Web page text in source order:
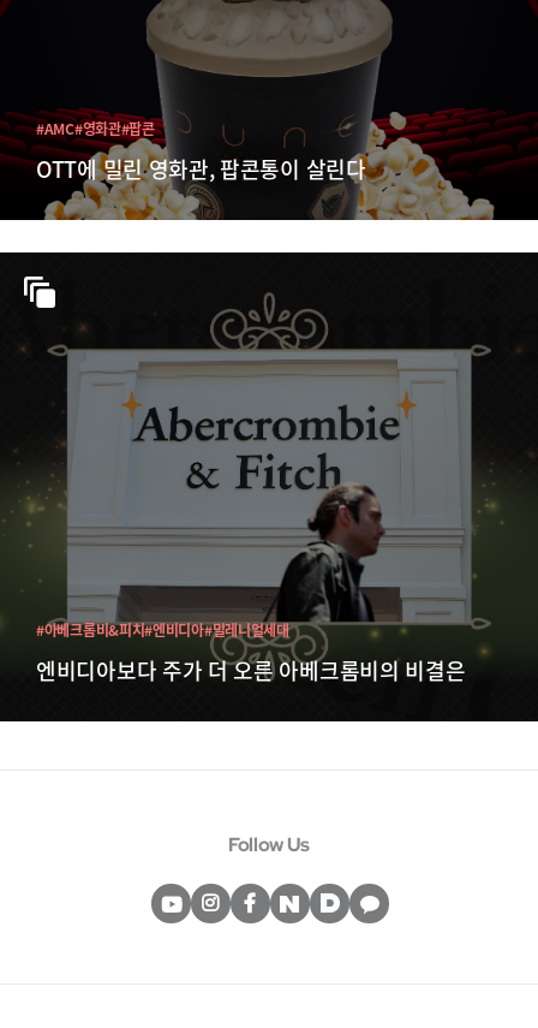
OTT에 밀린 영화관, 팝콘통이 살린다
#AMC#영화관#팝콘
엔비디아보다 주가 더 오른 아베크롬비의 비결은
#아베크롬비&피치#엔비디아#밀레니얼세대
Follow Us